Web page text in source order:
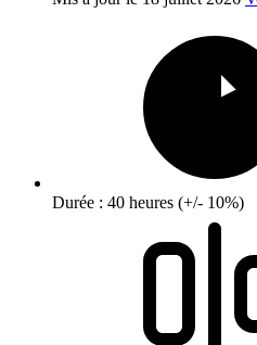
Durée : 40 heures (+/- 10%)